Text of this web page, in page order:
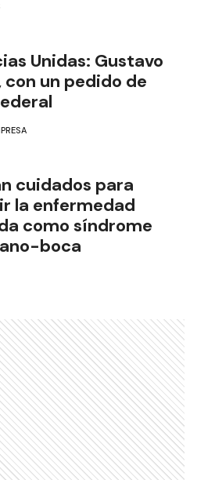
Unidas: Gustavo
con un pedido de
cuidados para
la enfermedad
como síndrome
boca